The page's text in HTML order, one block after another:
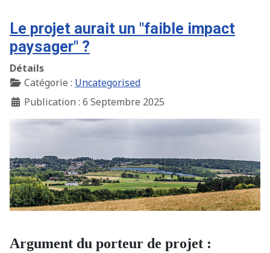
Le projet aurait un "faible impact
paysager" ?
Détails
Catégorie : Uncategorised
Publication : 6 Septembre 2025
Argument du porteur de projet :